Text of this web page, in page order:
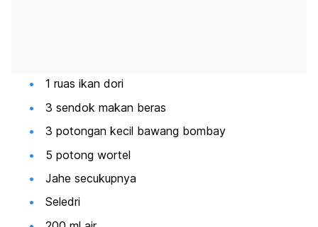
1 ruas ikan dori
3 sendok makan beras
3 potongan kecil bawang bombay
5 potong wortel
Jahe secukupnya
Seledri